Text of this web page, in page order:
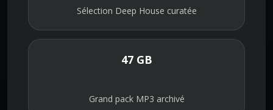
Sélection Deep House curatée
47 GB
Grand pack MP3 archivé